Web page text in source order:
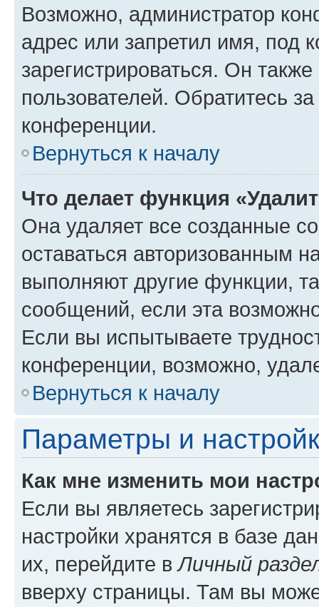
Возможно, администратор
адрес или запретил имя, под
зарегистрироваться. Он
пользователей. Обратитесь
конференции.
Вернуться к началу
Что делает функция
Она удаляет все созданные
оставаться авторизованным
выполняют другие функции,
сообщений, если эта
Если вы испытываете
конференции, возможно,
Вернуться к началу
Параметры и
Как мне изменить мои
Если вы являетесь
настройки хранятся в базе
их, перейдите вЛичный
вверху страницы. Там вы